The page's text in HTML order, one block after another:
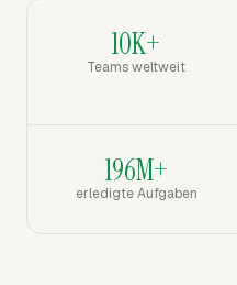
10K+
Teams weltweit
196M+
erledigte Aufgaben